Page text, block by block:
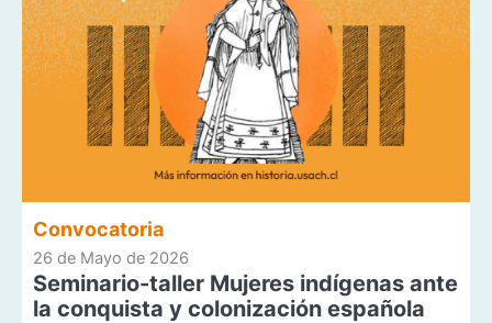
Convocatoria
26 de Mayo de 2026
Seminario-taller Mujeres indígenas ante
la conquista y colonización española